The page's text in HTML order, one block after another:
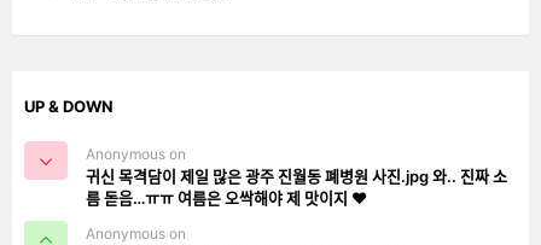
UP & DOWN
Anonymous on
귀신 목격담이 제일 많은 광주 진월동 폐병원 사진.jpg 와.. 진짜 소
름 돋음…ㅠㅠ 여름은 오싹해야 제 맛이지 ❤️
Anonymous on